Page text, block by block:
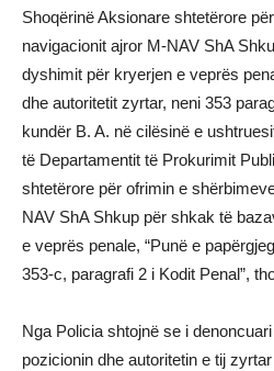
Shoqërinë Aksionare shtetërore
navigacionit ajror M-NAV ShA
dyshimit për kryerjen e veprës
dhe autoritetit zyrtar, neni 353
kundër B. A. në cilësinë e
të Departamentit të Prokurimit
shtetërore për ofrimin e
NAV ShA Shkup për shkak të
e veprës penale, “Punë e
353-c, paragrafi 2 i Kodit Penal”,
Nga Policia shtojnë se i
pozicionin dhe autoritetin e tij